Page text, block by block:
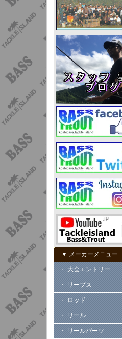
▼ メーカーメニュー
・ 大会エントリー
・ リープス
・ ロッド
・ リール
・ リールパーツ